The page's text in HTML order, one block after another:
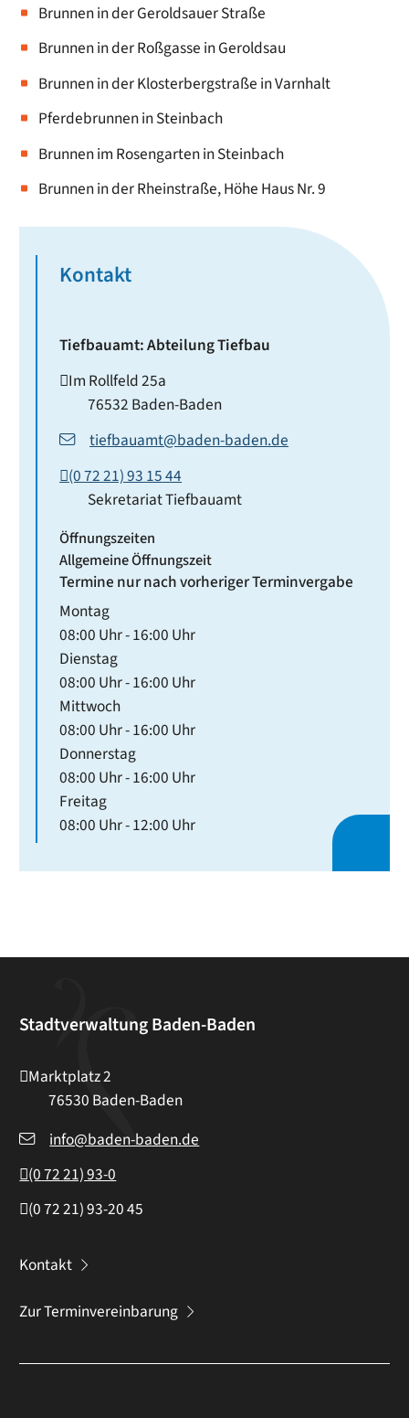
Brunnen in der Geroldsauer Straße
Brunnen in der Roßgasse in Geroldsau
Brunnen in der Klosterbergstraße in Varnhalt
Pferdebrunnen in Steinbach
Brunnen im Rosengarten in Steinbach
Brunnen in der Rheinstraße, Höhe Haus Nr. 9
Kontakt
Tiefbauamt: Abteilung Tiefbau
Im Rollfeld 25a
76532 Baden-Baden
tiefbauamt@baden-baden.de
(07221) 93 1544
Sekretariat Tiefbauamt
Öffnungszeiten
Allgemeine Öffnungszeit
Termine nur nach vorheriger Terminvergabe
Montag
08:00 Uhr-16:00 Uhr
Dienstag
08:00 Uhr-16:00 Uhr
Mittwoch
08:00 Uhr-16:00 Uhr
Donnerstag
08:00 Uhr-16:00 Uhr
Freitag
08:00 Uhr-12:00 Uhr
Stadtverwaltung Baden-Baden
Marktplatz 2
76530 Baden-Baden
info@baden-baden.de
(07221) 93-0
(07221) 93-2045
Kontakt
Zur Terminvereinbarung